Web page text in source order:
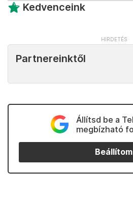
Kedvenceink
Partnereinktől
Állítsd be a
megbízható
Beállítom